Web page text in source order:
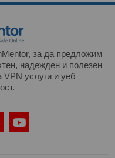
за да предложим
надежден и полезен
VPN услуги и уеб